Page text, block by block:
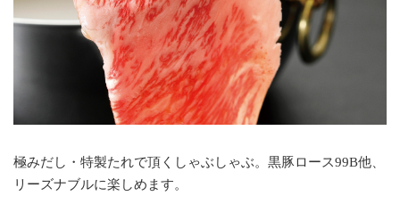
極みだし・特製たれで頂くしゃぶしゃぶ。黒豚ロース99B他、
リーズナブルに楽しめます。